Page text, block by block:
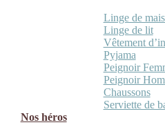
Linge de
Linge de lit
Vêtement
Pyjama
Peignoir
Peignoir
Chaussons
Serviette de
Nos héros